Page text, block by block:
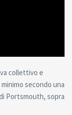
collettivo e
secondo una
Portsmouth, sopra